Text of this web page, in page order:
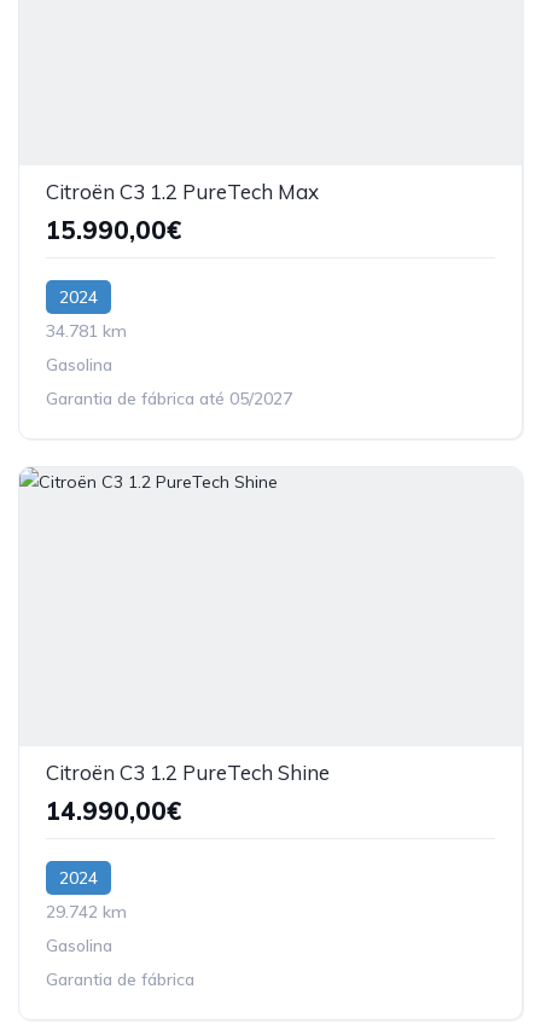
Citroën C3 1.2 PureTech Max
15.990,00€
2024
34.781 km
Gasolina
Garantia de fábrica até 05/2027
Citroën C3 1.2 PureTech Shine
14.990,00€
2024
29.742 km
Gasolina
Garantia de fábrica